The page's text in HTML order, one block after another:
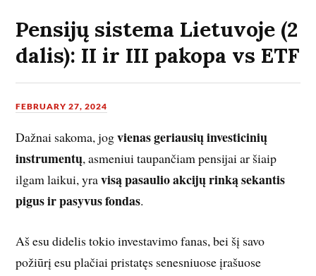
Pensijų sistema Lietuvoje (2
dalis): II ir III pakopa vs ETF
FEBRUARY 27, 2024
Dažnai sakoma, jogvienas geriausių investicinių
instrumentų, asmeniui taupančiam pensijai ar šiaip
ilgam laikui, yravisą pasaulio akcijų rinką sekantis
pigus ir pasyvus fondas.
Aš esu didelis tokio investavimo fanas, bei šį savo
požiūrį esu plačiai pristatęs senesniuose įrašuose